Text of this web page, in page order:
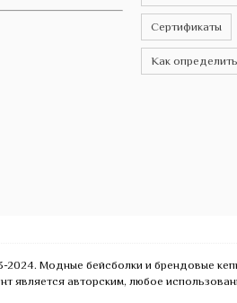
Сертификаты
Как
Модные бейсболки и брендовые
является авторским, любое